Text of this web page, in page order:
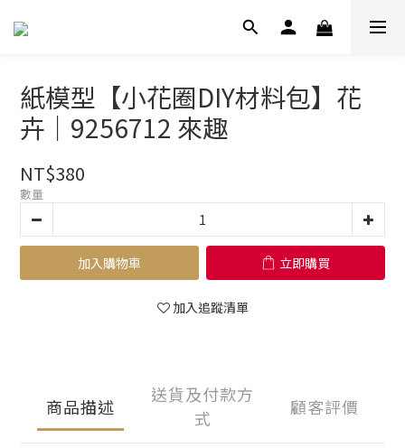
紙模型【小花圈DIY材料包】花
卉｜9256712 來趣
NT$380
數量
加入購物車 立即購買
加入追蹤清單
商品描述
送貨及付款方
式
顧客評價